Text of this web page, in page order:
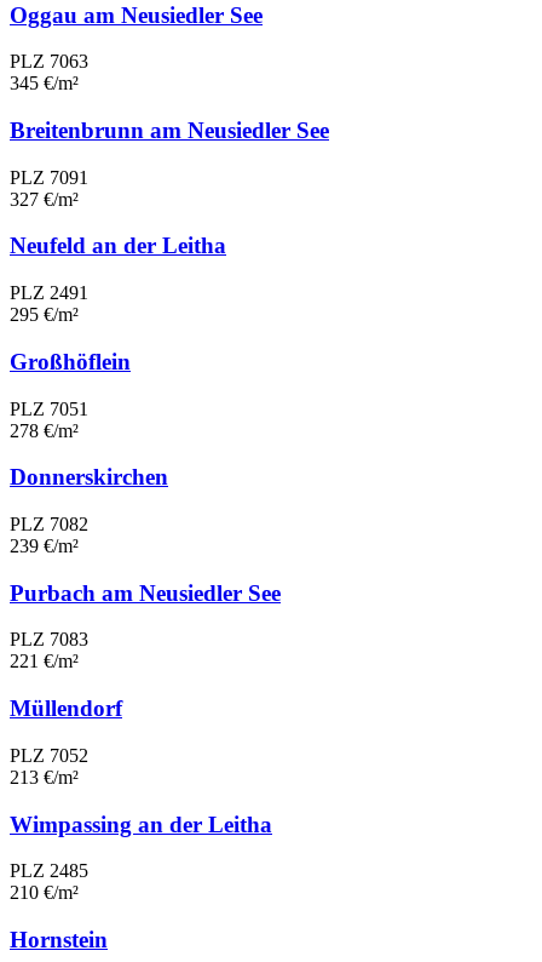
Oggau am Neusiedler See
PLZ 7063
345 €/m²
Breitenbrunn am Neusiedler See
PLZ 7091
327 €/m²
Neufeld an der Leitha
PLZ 2491
295 €/m²
Großhöflein
PLZ 7051
278 €/m²
Donnerskirchen
PLZ 7082
239 €/m²
Purbach am Neusiedler See
PLZ 7083
221 €/m²
Müllendorf
PLZ 7052
213 €/m²
Wimpassing an der Leitha
PLZ 2485
210 €/m²
Hornstein